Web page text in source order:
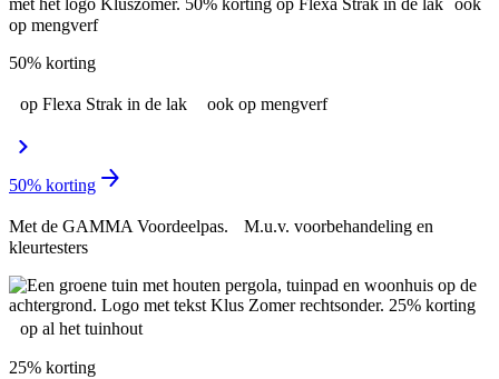
50% korting
op Flexa Strak in de lak ook op mengverf
50% korting
Met de GAMMA Voordeelpas. M.u.v. voorbehandeling en
kleurtesters
25% korting